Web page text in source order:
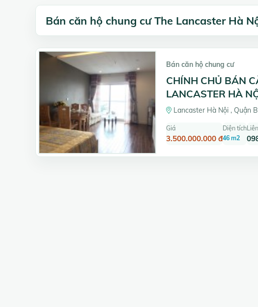
Bán căn hộ chung cư The Lancaster Hà
Bán căn hộ chung cư
CHÍNH CHỦ BÁN
LANCASTER HÀ
Lancaster Hà Nội , Quận
Giá
3.500.000.000 đ
Diện tích
46 m2